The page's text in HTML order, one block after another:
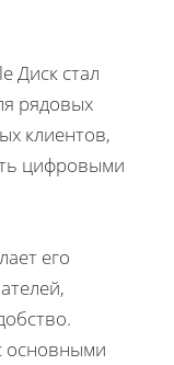
Диск стал
рядовых
клиентов,
цифровыми
его
основными